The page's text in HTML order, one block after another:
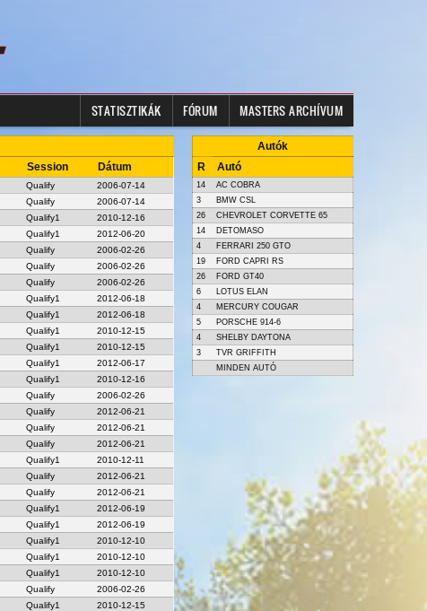
STATISZTIKÁK FÓRUM MASTERS ARCHÍVUM
Session Dátum
Qualify
2006-07-14
Qualify
2006-07-14
Qualify1
2010-12-16
Qualify1
2012-06-20
Qualify
2006-02-26
Qualify
2006-02-26
Qualify
2006-02-26
Qualify1
2012-06-18
Qualify1
2012-06-18
Qualify1
2010-12-15
Qualify1
2010-12-15
Qualify1
2012-06-17
Qualify1
2010-12-16
Qualify
2006-02-26
Qualify
2012-06-21
Qualify
2012-06-21
Qualify
2012-06-21
Qualify1
2010-12-11
Qualify
2012-06-21
Qualify
2012-06-21
Qualify1
2012-06-19
Qualify1
2012-06-19
Qualify1
2010-12-10
Qualify1
2010-12-10
Qualify1
2010-12-10
Qualify
2006-02-26
Qualify1
2010-12-15
Autók
R
Autó
14
AC COBRA
3
BMW CSL
26
CHEVROLET CORVETTE 65
14
DETOMASO
4
FERRARI 250 GTO
19
FORD CAPRI RS
26
FORD GT40
6
LOTUS ELAN
4
MERCURY COUGAR
5
PORSCHE 914-6
4
SHELBY DAYTONA
3
TVR GRIFFITH
MINDEN AUTÓ